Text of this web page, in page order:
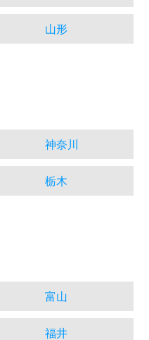
山形
神奈川
栃木
富山
福井